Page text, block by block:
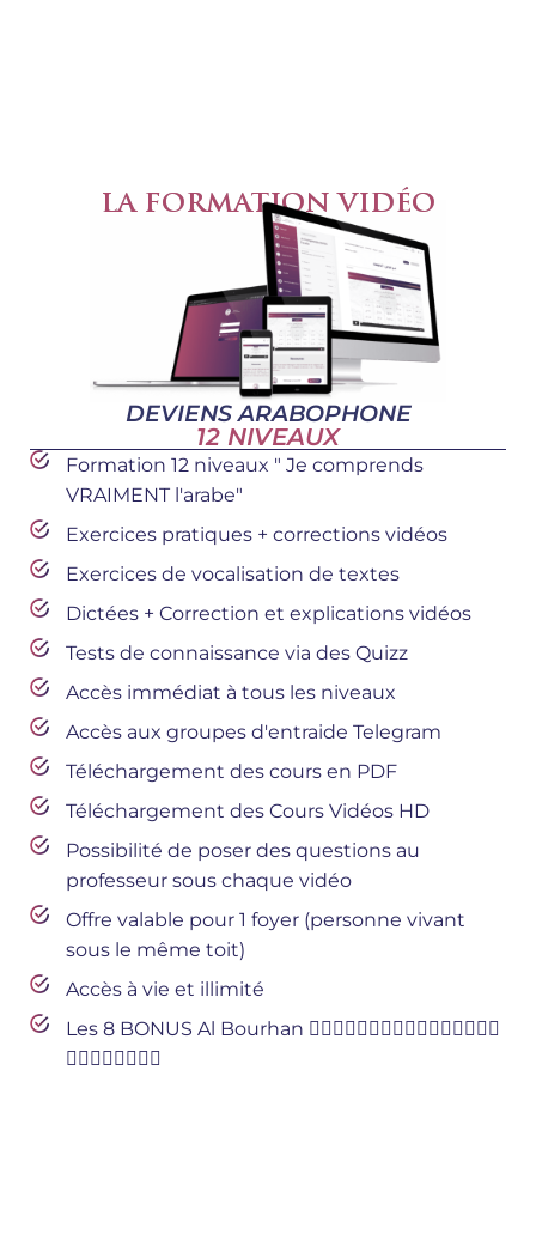
LA FORMATION VIDÉO
DEVIENS ARABOPHONE
12 NIVEAUX
Formation 12 niveaux " Je comprends
VRAIMENT l'arabe"
Exercices pratiques + corrections vidéos
Exercices de vocalisation de textes
Dictées + Correction et explications vidéos
Tests de connaissance via des Quizz
Accès immédiat à tous les niveaux
Accès aux groupes d'entraide Telegram
Téléchargement des cours en PDF
Téléchargement des Cours Vidéos HD
Possibilité de poser des questions au
professeur sous chaque vidéo
Offre valable pour 1 foyer (personne vivant
sous le même toit)
Accès à vie et illimité
Les 8 BONUS Al Bourhan 👇🏽👇🏽👇🏽👇🏽👇🏽👇🏽👇🏽👇🏽
👇🏽👇🏽👇🏽👇🏽